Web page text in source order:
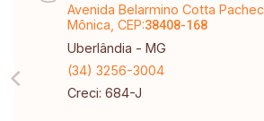
Avenida Belarmino Cotta
Mônica, CEP:38408-168
Uberlândia - MG
(34) 3256-3004
Creci: 684-J